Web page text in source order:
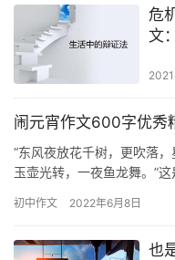
危
文
闹元宵作文600字优秀
“东风夜放花千树，更吹落
玉壶光转，一夜鱼龙舞。”
初中作文 2022年6月8日
也